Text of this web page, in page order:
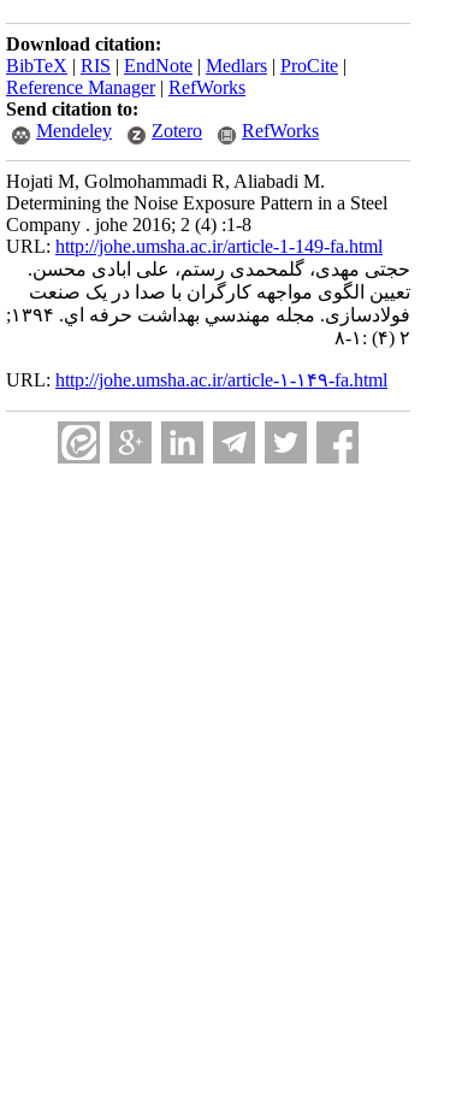
Download citation:
BibTeX | RIS | EndNote | Medlars | ProCite |
Reference Manager| RefWorks
Send citation to:
Mendeley
Zotero RefWorks
Hojati M, Golmohammadi R, Aliabadi M.
Determining the Noise Exposure Pattern in a Steel
Company . johe 2016; 2 (4) :1-8
URL: http://johe.umsha.ac.ir/article-1-149-fa.html
حجتی مهدی، گلمحمدی رستم، علی ابادی محسن.
تعیین الگوی مواجهه کارگران با صدا در یک صنعت
فولادسازی. مجله مهندسي بهداشت حرفه اي. ۱۳۹۴;
۲ (۴) :۱-۸
URL: http://johe.umsha.ac.ir/article-۱-۱۴۹-fa.html